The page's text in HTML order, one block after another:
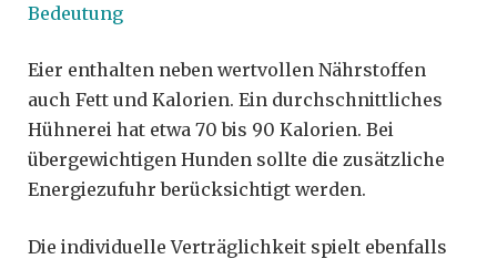
Bedeutung
Eier enthalten neben wertvollen Nährstoffen
auch Fett und Kalorien. Ein durchschnittliches
Hühnerei hat etwa 70 bis 90 Kalorien. Bei
übergewichtigen Hunden sollte die zusätzliche
Energiezufuhr berücksichtigt werden.
Die individuelle Verträglichkeit spielt ebenfalls